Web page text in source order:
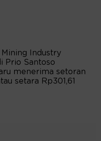
Industry
Prio Santoso
menerima setoran
setara Rp301,61